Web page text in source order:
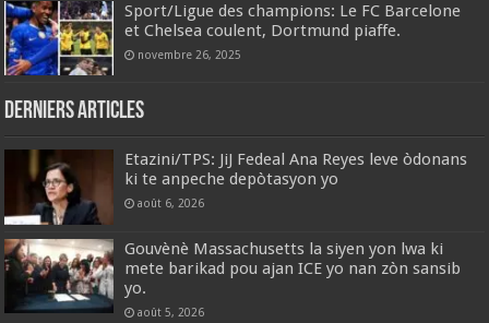
Sport/Ligue des champions: Le FC Barcelone
et Chelsea coulent, Dortmund piaffe.
novembre 26, 2025
Derniers articles
Etazini/TPS: JiJ Fedeal Ana Reyes leve òdonans
ki te anpeche depòtasyon yo
août 6, 2026
Gouvènè Massachusetts la siyen yon lwa ki
mete barikad pou ajan ICE yo nan zòn sansib
yo.
août 5, 2026